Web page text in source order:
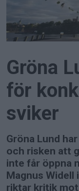
Gröna
för
sviker
Gröna Lund
och risken att
inte får öppna
Magnus Widell
riktar kritik